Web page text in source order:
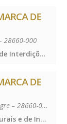
DE
28660-000
Registro Civil das Pessoas Naturais e de Interdições e Tutelas, Registro Civil das Pessoas Naturais e de Interdições e Tutelas, Registro Civil das Pessoas Naturais e de Interdições e Tutelas
DE
Rua Raul Aquiles Emrich nº 28 – Barra Alegre – 28660-000
Notas, Registro Civil das Pessoas Naturais e de Interdições e Tutelas, Notas, Registro Civil das Pessoas Naturais e de Interdições e Tutelas, Notas, Registro Civil das Pessoas Naturais e de Interdições e Tutelas